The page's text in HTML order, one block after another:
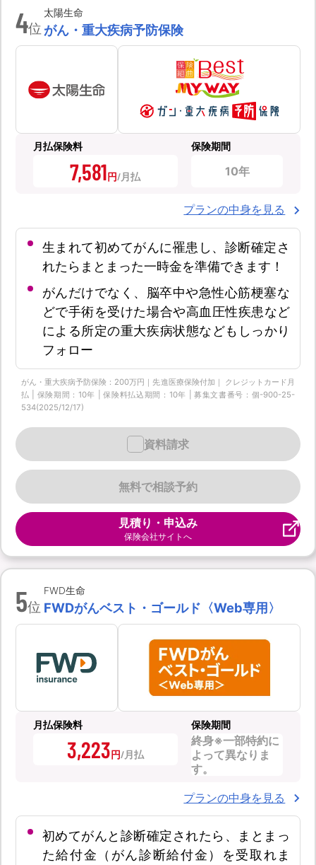
4位
太陽生命
がん・重大疾病予防保険
月払保険料
7,581円
保険期間
10年
プランの中身を見る
生まれて初めてがんに罹患し、診断確定さ
れたらまとまった一時金を準備できます！
がんだけでなく、脳卒中や急性心筋梗塞な
どで手術を受けた場合や高血圧性疾患など
による所定の重大疾病状態などもしっかり
フォロー
がん・重大疾病予防保険：200万円｜先進医療保険付加｜ クレジットカード月
払 | 保険期間：10年 | 保険料払込期間：10年 | 募集文書番号：個-900-25-
534(2025/12/17)
無料で相談予約
資料請求
見積り・申込み
保険会社サイトへ
5位
FWD生命
FWDがんベスト・ゴールド〈Web専用〉
月払保険料
3,223円
保険期間
終身※一部特約に
よって異なりま
す。
プランの中身を見る
初めてがんと診断確定されたら、まとまっ
た給付金（がん診断給付金）を受取れま